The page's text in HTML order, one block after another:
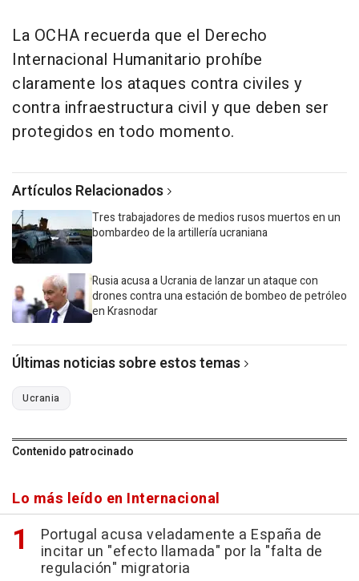
La OCHA recuerda que el Derecho
Internacional Humanitario prohíbe
claramente los ataques contra civiles y
contra infraestructura civil y que deben ser
protegidos en todo momento.
Artículos Relacionados
Tres trabajadores de medios rusos muertos en un
bombardeo de la artillería ucraniana
Rusia acusa a Ucrania de lanzar un ataque con
drones contra una estación de bombeo de petróleo
en Krasnodar
Últimas noticias sobre estos temas
Ucrania
Contenido patrocinado
Lo más leído en Internacional
Portugal acusa veladamente a España de
incitar un "efecto llamada" por la "falta de
regulación" migratoria